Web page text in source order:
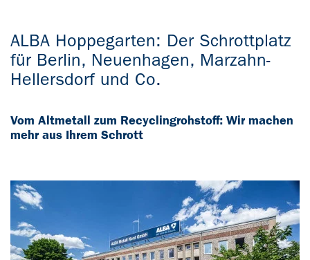
ALBA Hoppegarten: Der Schrottplatz
für Berlin, Neuenhagen, Marzahn-
Hellersdorf und Co.
Vom Altmetall zum Recyclingrohstoff: Wir machen
mehr aus Ihrem Schrott